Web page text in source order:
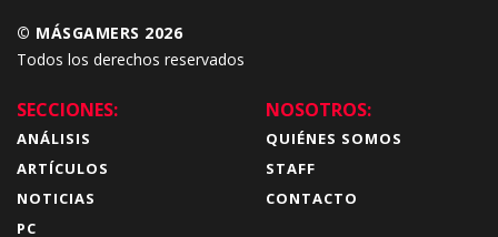
© MÁSGAMERS 2026
Todos los derechos reservados
SECCIONES:
ANÁLISIS
ARTÍCULOS
NOTICIAS
PC
NOSOTROS:
QUIÉNES SOMOS
STAFF
CONTACTO